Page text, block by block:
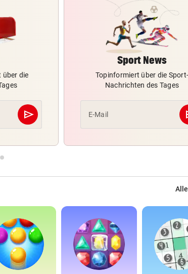
die
send
Abschicken
Sport News
Topinformiert über die Sport-
Nachrichten des Tages
E-Mail